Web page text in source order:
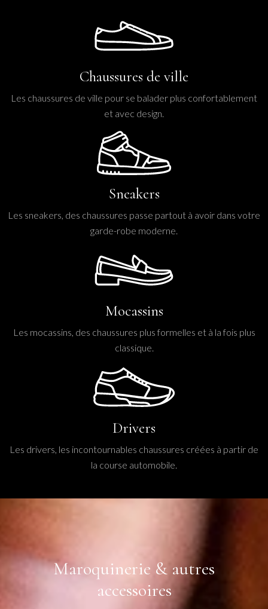
Chaussures de ville
Les chaussures de ville pour se balader plus confortablement
et avec design.
Sneakers
Les sneakers, des chaussures passe partout à avoir dans votre
garde-robe moderne.
Mocassins
Les mocassins, des chaussures plus formelles et à la fois plus
classique.
Drivers
Les drivers, les incontournables chaussures créées à partir de
la course automobile.
Maroquinerie & autres
accessoires